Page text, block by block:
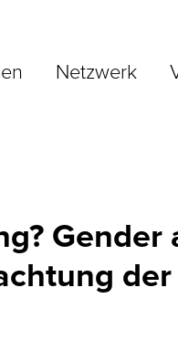
Netzwerk
Gender
der